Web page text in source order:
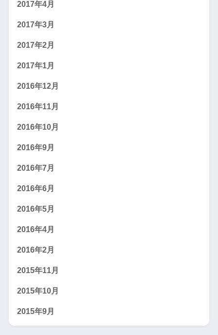
2017年4月
2017年3月
2017年2月
2017年1月
2016年12月
2016年11月
2016年10月
2016年9月
2016年7月
2016年6月
2016年5月
2016年4月
2016年2月
2015年11月
2015年10月
2015年9月